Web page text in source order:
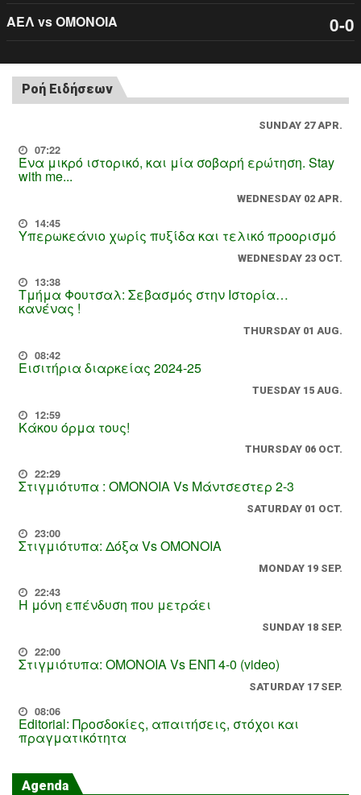
ΑΕΛ vs ΟΜΟΝΟΙΑ 0-0
Ροή Ειδήσεων
SUNDAY 27 APR.
07:22
Ένα μικρό ιστορικό, και μία σοβαρή ερώτηση. Stay
with me...
WEDNESDAY 02 APR.
14:45
Υπερωκεάνιο χωρίς πυξίδα και τελικό προορισμό
WEDNESDAY 23 OCT.
13:38
Τμήμα Φουτσαλ: Σεβασμός στην Ιστορία…
κανένας !
THURSDAY 01 AUG.
08:42
Εισιτήρια διαρκείας 2024-25
TUESDAY 15 AUG.
12:59
Κάκου όρμα τους!
THURSDAY 06 OCT.
22:29
Στιγμιότυπα : ΟΜΟΝΟΙΑ Vs Μάντσεστερ 2-3
SATURDAY 01 OCT.
23:00
Στιγμιότυπα: Δόξα Vs OMONOIA
MONDAY 19 SEP.
22:43
Η μόνη επένδυση που μετράει
SUNDAY 18 SEP.
22:00
Στιγμιότυπα: ΟΜΟΝΟΙΑ Vs ΕΝΠ 4-0 (video)
SATURDAY 17 SEP.
08:06
Editorial: Προσδοκίες, απαιτήσεις, στόχοι και
πραγματικότητα
Agenda